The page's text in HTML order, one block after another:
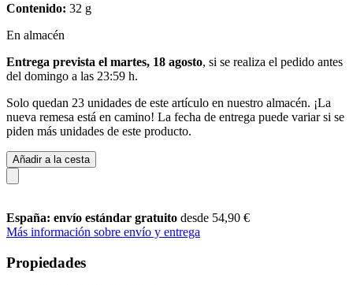
Contenido: 32 g
En almacén
Entrega prevista el martes, 18 agosto, si se realiza el pedido antes
del domingo a las 23:59 h.
Solo quedan 23 unidades de este artículo en nuestro almacén. ¡La
nueva remesa está en camino! La fecha de entrega puede variar si se
piden más unidades de este producto.
Añadir a la cesta
España: envío estándar gratuito desde 54,90 €
Más información sobre envío y entrega
Propiedades